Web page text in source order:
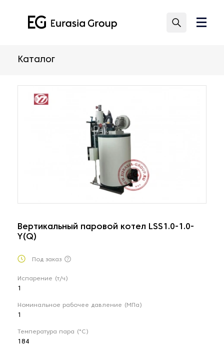
Каталог
Вертикальный паровой котел LSS1.0-1.0-
Y(Q)
Под заказ
Испарение (т/ч)
Номинальное рабочее давление (МПа)
Температура пара (°С)
184